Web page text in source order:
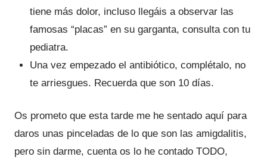
tiene más dolor, incluso llegáis a observar las
famosas “placas” en su garganta, consulta con tu
pediatra.
Una vez empezado el antibiótico, complétalo, no
te arriesgues. Recuerda que son 10 días.
Os prometo que esta tarde me he sentado aquí para
daros unas pinceladas de lo que son las amigdalitis,
pero sin darme, cuenta os lo he contado TODO,